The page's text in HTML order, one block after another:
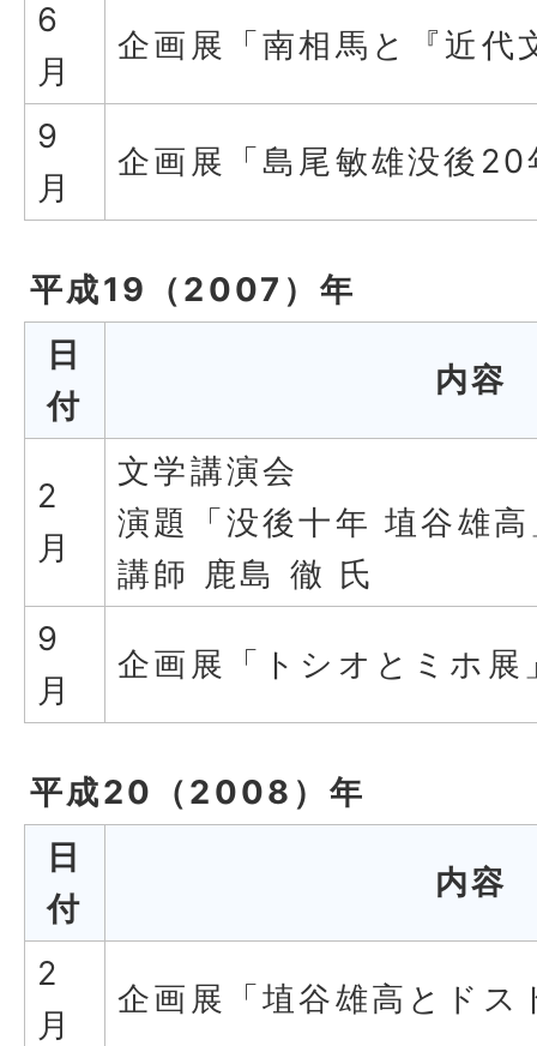
6
月
企画展「南相馬と『近代
9
月
企画展「島尾敏雄没後20
平成19（2007）年
日
付
内容
2
月
文学講演会
演題「没後十年 埴谷雄
講師 鹿島 徹 氏
9
月
企画展「トシオとミホ展
平成20（2008）年
日
付
内容
2
月
企画展「埴谷雄高とドス